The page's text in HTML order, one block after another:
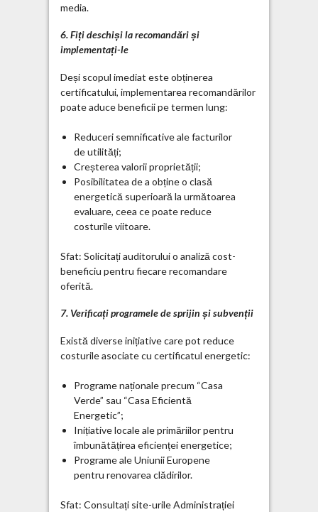
media.
6. Fiți deschiși la recomandări și
implementați-le
Deși scopul imediat este obținerea
certificatului, implementarea recomandărilor
poate aduce beneficii pe termen lung:
Reduceri semnificative ale facturilor
de utilități;
Creșterea valorii proprietății;
Posibilitatea de a obține o clasă
energetică superioară la următoarea
evaluare, ceea ce poate reduce
costurile viitoare.
Sfat: Solicitați auditorului o analiză cost-
beneficiu pentru fiecare recomandare
oferită.
7. Verificați programele de sprijin și subvenții
Există diverse inițiative care pot reduce
costurile asociate cu certificatul energetic:
Programe naționale precum “Casa
Verde” sau “Casa Eficientă
Energetic”;
Inițiative locale ale primăriilor pentru
îmbunătățirea eficienței energetice;
Programe ale Uniunii Europene
pentru renovarea clădirilor.
Sfat: Consultați site-urile Administrației